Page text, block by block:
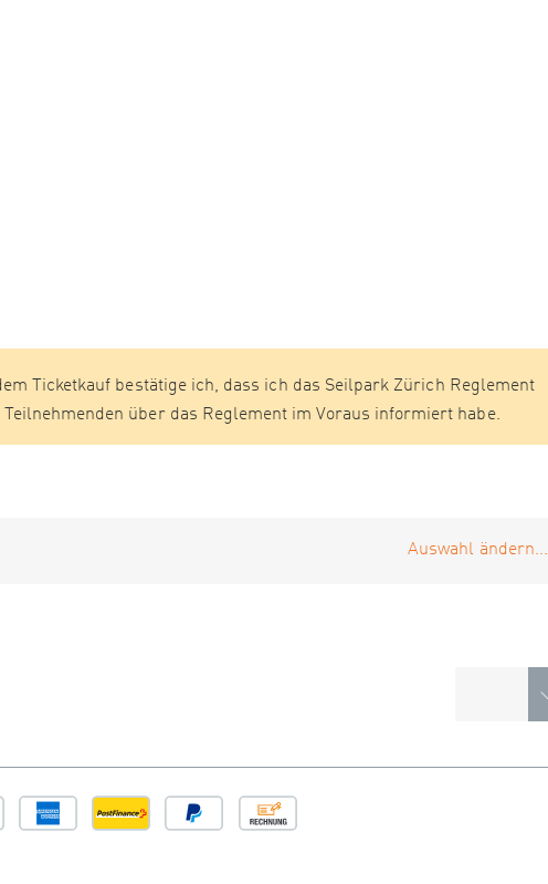
Ticketkauf bestätige ich, dass ich das Seilpark Zürich Reglement
über das Reglement im Voraus informiert habe.
Auswahl ändern...